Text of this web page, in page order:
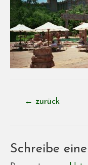
← zurück
Schreibe